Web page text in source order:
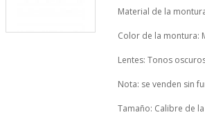
Material de la
Color de la montura:
Lentes: Tonos
Nota: se venden sin
Tamaño: Calibre de